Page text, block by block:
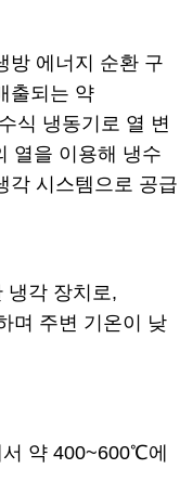
냉각 장치로,
며 주변 기온이 낮
약 400~600℃에